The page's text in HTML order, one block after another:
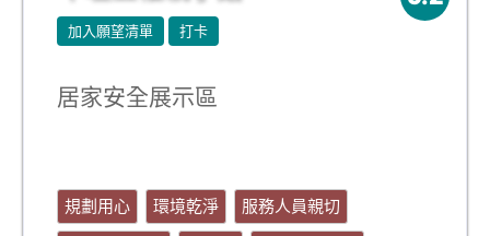
加入願望清單 打卡
居家安全展示區
規劃用心 環境乾淨
服務人員親切